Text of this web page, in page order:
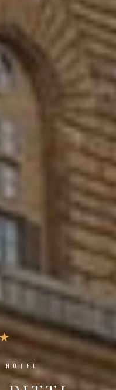
HOTEL